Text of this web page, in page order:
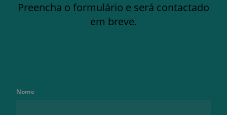
Preencha o formulário e será contactado
em breve.
Nome